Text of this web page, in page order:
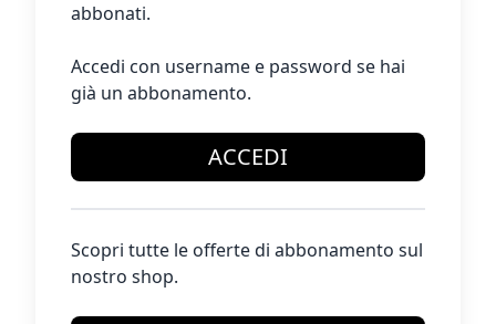
abbonati.
Accedi con username e password se hai
già un abbonamento.
ACCEDI
Scopri tutte le offerte di abbonamento sul
nostro shop.